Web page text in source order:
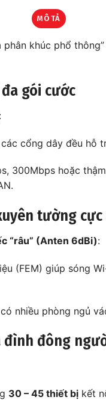
MÔ TẢ
khúc phổ
gói cước
cổng dây đều hỗ
300Mbps hoặc
tường
“râu” (Anten 6dBi):
(FEM) giúp sóng
nhiều phòng ngủ
đình đông
30 – 45 thiết bịkết